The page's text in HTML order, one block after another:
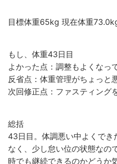
目標体重65kg 現在体重
もし、体重43日目
よかった点：調整もよくなっ
反省点：体重管理がちょっと
次回修正点：ファスティング
総括
43日目。体調悪い中よくでき
なく、少し怠い位の状態なの
時でも継続できるのかどうか